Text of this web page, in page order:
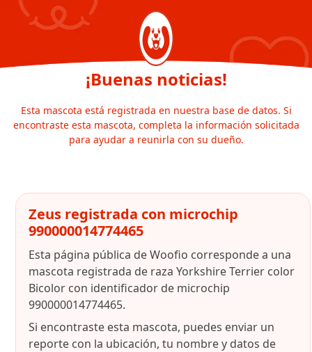
¡Buenas noticias!
Esta mascota está registrada en nuestra base de datos. Si
encontraste esta mascota, completa la información solicitada
para ayudar a reunirla con su dueño.
Zeus registrada con microchip
990000014774465
Esta página pública de Woofio corresponde a una
mascota registrada de raza Yorkshire Terrier color
Bicolor con identificador de microchip
990000014774465.
Si encontraste esta mascota, puedes enviar un
reporte con la ubicación, tu nombre y datos de